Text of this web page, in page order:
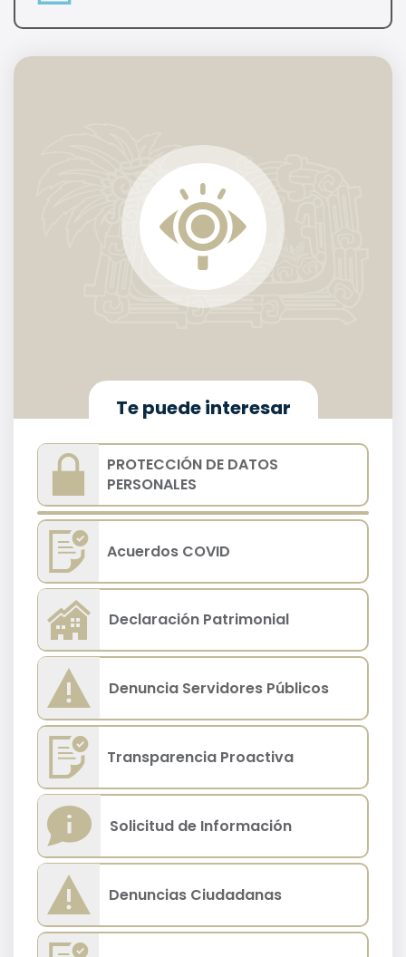
Te puede interesar
PROTECCIÓN DE DATOS
PERSONALES
Acuerdos COVID
Declaración Patrimonial
Denuncia Servidores Públicos
Transparencia Proactiva
Solicitud de Información
Denuncias Ciudadanas